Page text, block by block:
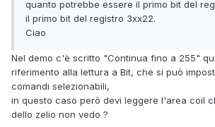
quanto potrebbe essere il primo bit del
il primo bit del registro 3xx22.
Ciao
Nel demo c'è scritto "Continua fino a 255"
riferimento alla lettura a Bit, che si può
comandi selezionabili,
in questo caso però devi leggere l'area coil
dello zelio non vedo ?